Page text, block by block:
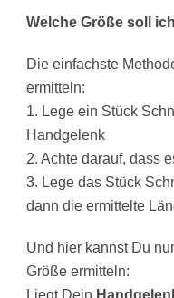
Welche Größe soll
Die einfachste
ermitteln:
1. Lege ein Stück
Handgelenk
2. Achte darauf, dass
3. Lege das Stück
dann die ermittelte
Und hier kannst Du
Größe ermitteln:
Liegt Dein